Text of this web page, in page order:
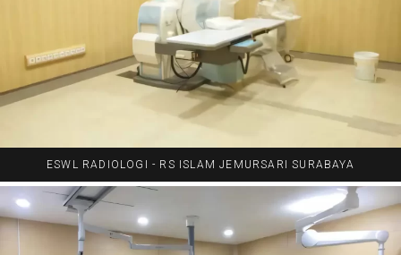
ESWL RADIOLOGI - RS ISLAM JEMURSARI SURABAYA